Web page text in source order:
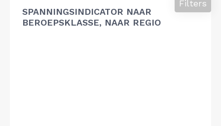
SPANNINGSINDICATOR NAAR
BEROEPSKLASSE, NAAR REGIO
Filters